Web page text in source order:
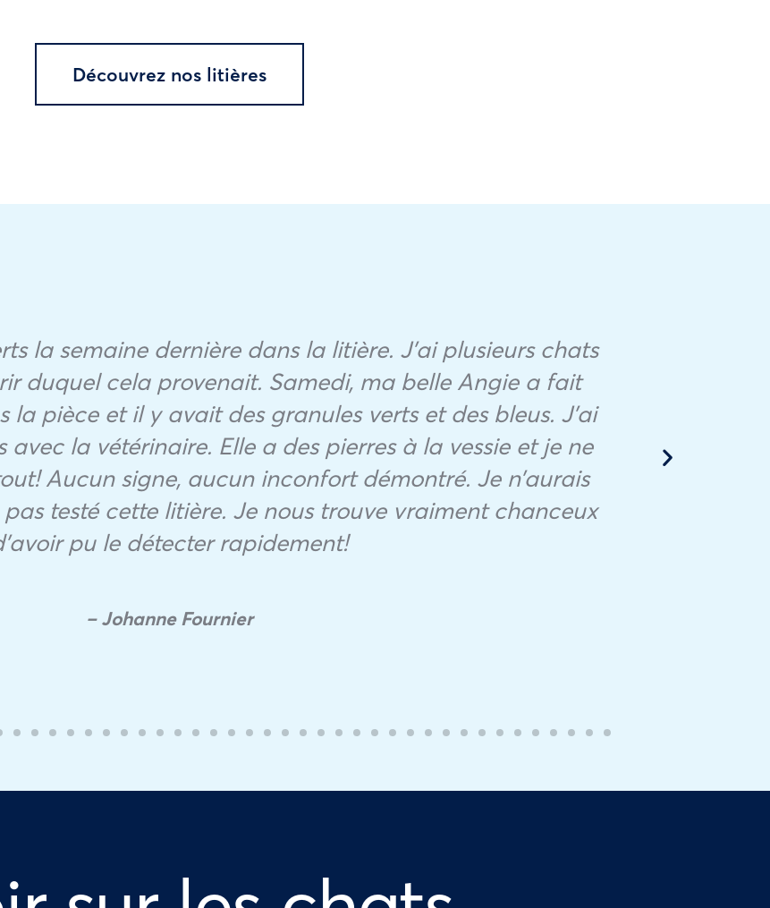
Découvrez nos litières
la semaine dernière dans la litière. J’ai plusieurs chats
duquel cela provenait. Samedi, ma belle Angie a fait
la pièce et il y avait des granules verts et des bleus. J’ai
avec la vétérinaire. Elle a des pierres à la vessie et je ne
Aucun signe, aucun inconfort démontré. Je n’aurais
pas testé cette litière. Je nous trouve vraiment chanceux
pu le détecter rapidement!
– Johanne Fournier